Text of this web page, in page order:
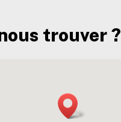
trouver ?